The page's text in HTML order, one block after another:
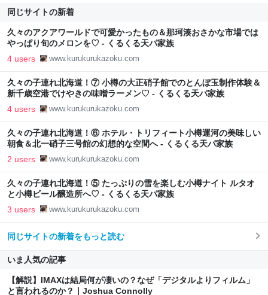
同じサイトの新着
久々のアクアワールドで可愛かったもの＆那珂湊おさかな市場では
やっぱり旬のメロンを♡ - くるくる天パ家族
4 users www.kurukurukazoku.com
久々の子連れ北海道！⑦ 小樽の大正硝子館でのとんぼ玉制作体験＆
新千歳空港でけやきの味噌ラーメン♡ - くるくる天パ家族
4 users www.kurukurukazoku.com
久々の子連れ北海道！⑥ ホテル・トリフィート小樽運河の美味しい
朝食＆北一硝子三号館の幻想的な空間へ - くるくる天パ家族
2 users www.kurukurukazoku.com
久々の子連れ北海道！⑤ たっぷりの雪を楽しむ小樽ナイト ルタオ
と小樽ビール醸造所へ♡ - くるくる天パ家族
3 users www.kurukurukazoku.com
同じサイトの新着をもっと読む
いま人気の記事
【解説】IMAXは結局何が凄いの？なぜ「デジタルよりフィルム」
と言われるのか？｜Joshua Connolly